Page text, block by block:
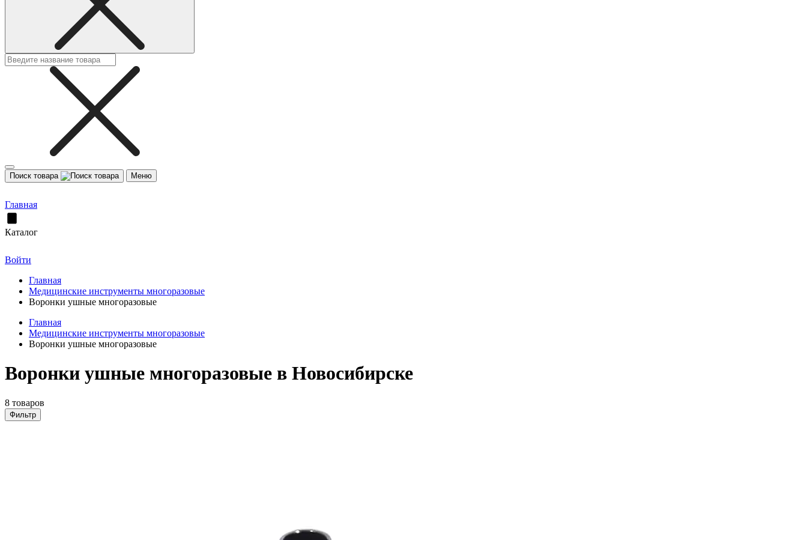
Поиск товара Меню
Главная
Каталог
Войти
Главная
Медицинские инструменты многоразовые
Воронки ушные многоразовые
Главная
Медицинские инструменты многоразовые
Воронки ушные многоразовые
Воронки ушные многоразовые в Новосибирске
8 товаров
Фильтр